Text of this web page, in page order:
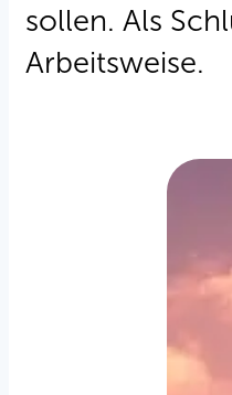
sollen. Als
Arbeitsweise.